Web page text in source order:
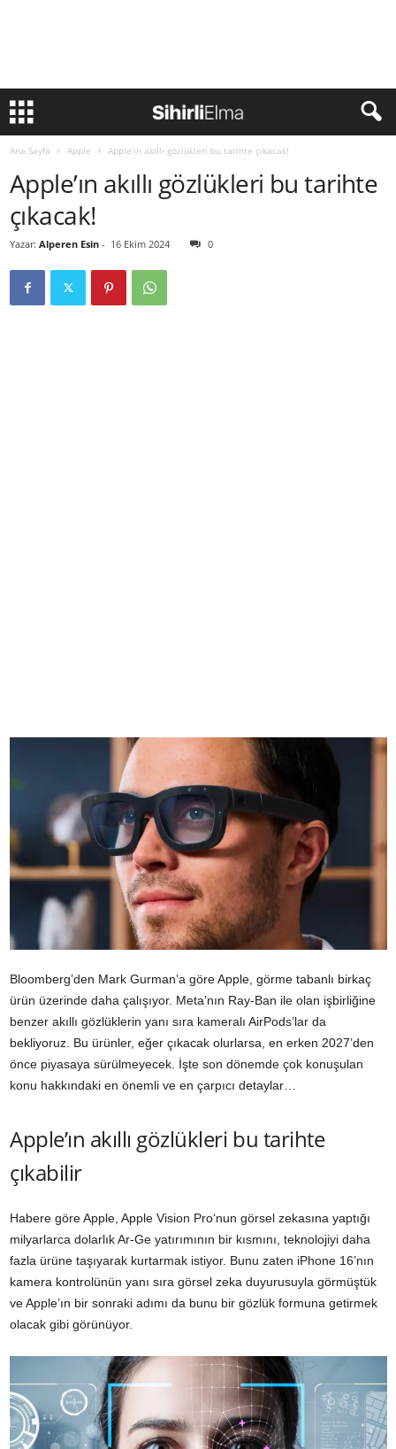
Ana Sayfa Apple Apple’ın akıllı gözlükleri bu tarihte çıkacak!
Apple’ın akıllı gözlükleri bu tarihte
çıkacak!
Yazar: Alperen Esin - 16 Ekim 2024 0
Bloomberg’den Mark Gurman’a göre Apple, görme tabanlı birkaç
ürün üzerinde daha çalışıyor. Meta’nın Ray-Ban ile olan işbirliğine
benzer akıllı gözlüklerin yanı sıra kameralı AirPods’lar da
bekliyoruz. Bu ürünler, eğer çıkacak olurlarsa, en erken 2027’den
önce piyasaya sürülmeyecek. İşte son dönemde çok konuşulan
konu hakkındaki en önemli ve en çarpıcı detaylar…
Apple’ın akıllı gözlükleri bu tarihte
çıkabilir
Habere göre Apple, Apple Vision Pro‘nun görsel zekasına yaptığı
milyarlarca dolarlık Ar-Ge yatırımının bir kısmını, teknolojiyi daha
fazla ürüne taşıyarak kurtarmak istiyor. Bunu zaten iPhone 16’nın
kamera kontrolünün yanı sıra görsel zeka duyurusuyla görmüştük
ve Apple’ın bir sonraki adımı da bunu bir gözlük formuna getirmek
olacak gibi görünüyor.